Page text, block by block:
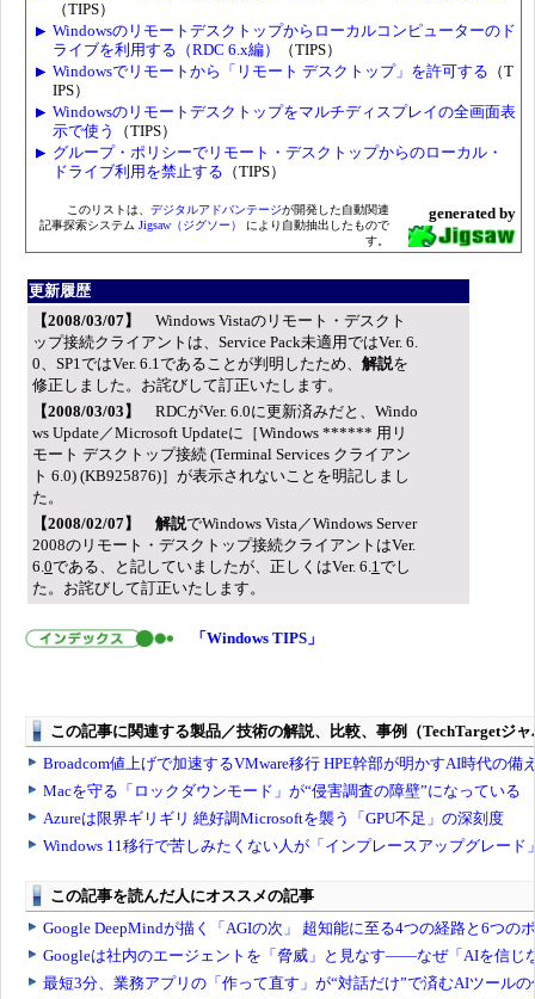
（TIPS）
Windowsのリモートデスクトップからローカルコンピューターのド
ライブを利用する（RDC 6.x編）
（TIPS）
Windowsでリモートから「リモート デスクトップ」を許可する （T
IPS）
Windowsのリモートデスクトップをマルチディスプレイの全画面表
示で使う
（TIPS）
グループ・ポリシーでリモート・デスクトップからのローカル・
ドライブ利用を禁止する （TIPS）
このリストは、 デジタルアドバンテージが開発した自動関連
記事探索システム Jigsaw（ジグソー）
により自動抽出したもので
す。
generated by
更新履歴
【2008/03/07】
Windows Vistaのリモート・デスクト
ップ接続クライアントは、Service Pack未適用ではVer. 6.
0、SP1ではVer. 6.1であることが判明したため、 解説を
修正しました。お詫びして訂正いたします。
【2008/03/03】
RDCがVer. 6.0に更新済みだと、Windo
ws Update／Microsoft Updateに［Windows ****** 用リ
モート デスクトップ接続 (Terminal Services クライアン
ト 6.0) (KB925876)］が表示されないことを明記しまし
た。
【2008/02/07】
解説でWindows Vista／Windows Server
2008のリモート・デスクトップ接続クライアントはVer.
6. 0である、と記していましたが、正しくはVer. 6. 1 でし
た。お詫びして訂正いたします。
「Windows TIPS」